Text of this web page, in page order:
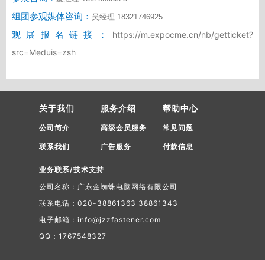
组团参观媒体咨询： 吴经理 18321746925
观展报名链接： https://m.expocme.cn/nb/getticket?
src=Meduis=zsh
关于我们
公司简介
联系我们
服务介绍
高级会员服务
广告服务
帮助中心
常见问题
付款信息
业务联系/技术支持
公司名称：广东金蜘蛛电脑网络有限公司
联系电话：020-38861363 38861343
电子邮箱：info@jzzfastener.com
QQ：1767548327